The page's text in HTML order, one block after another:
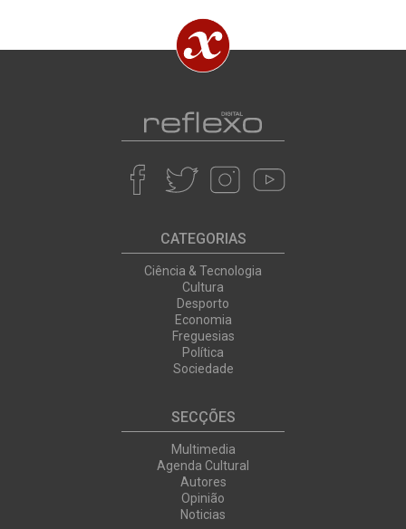
CATEGORIAS
Ciência & Tecnologia
Cultura
Desporto
Economia
Freguesias
Política
Sociedade
SECÇÕES
Multimedia
Agenda Cultural
Autores
Opinião
Noticias